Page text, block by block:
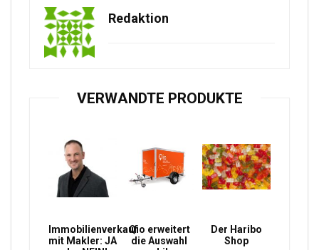
Redaktion
VERWANDTE PRODUKTE
Immobilienverkauf
mit Makler: JA
Qio erweitert
die Auswahl
Der Haribo
Shop